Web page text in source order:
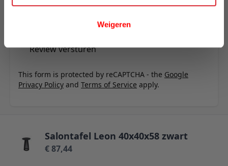
Weigeren
Review versturen
This form is protected by reCAPTCHA - the Google
Privacy Policy and Terms of Service apply.
Salontafel Leon 40x40x58 zwart
€ 87,44